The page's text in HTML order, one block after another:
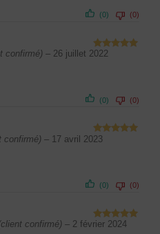
(0) (0)
Note
confirmé) – 26 juillet 2022
(0) (0)
Note
confirmé) – 17 avril 2023
(0) (0)
Note5sur
confirmé) – 2 février 2024